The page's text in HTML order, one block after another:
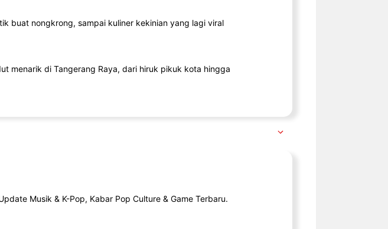
buat nongkrong, sampai kuliner kekinian yang lagi viral
menarik di Tangerang Raya, dari hiruk pikuk kota hingga
Musik & K-Pop, Kabar Pop Culture & Game Terbaru.